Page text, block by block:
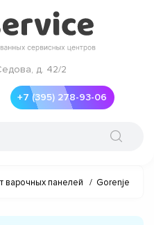
д. 42/2
+7 (395) 278-93-06
варочных панелей / Gorenje